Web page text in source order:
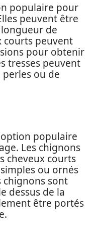
populaire pour
peuvent être
de
courts peuvent
pour obtenir
tresses peuvent
ou de
populaire
Les chignons
cheveux courts
ou ornés
chignons sont
dessus de la
être portés